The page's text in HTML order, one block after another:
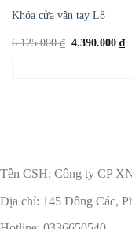
Khóa cửa vân tay L8
6.125.000₫ Giá
4.390.000 ₫
Tên CSH: Công ty CP
Địa chỉ: 145 Đông Các,